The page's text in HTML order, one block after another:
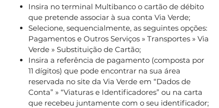
Insira no terminal Multibanco o cartão de débito
que pretende associar à sua conta Via Verde;
Selecione, sequencialmente, as seguintes opções:
Pagamentos e Outros Serviços » Transportes » Via
Verde » Substituição de Cartão;
Insira a referência de pagamento (composta por
11 dígitos) que pode encontrar na sua área
reservada no site da Via Verde em “Dados de
Conta” » “Viaturas e Identificadores” ou na carta
que recebeu juntamente com o seu identificador;